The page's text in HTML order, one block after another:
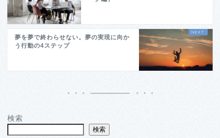
夢を夢で終わらせない。夢の実現に向か
う行動の4ステップ
検索
検索